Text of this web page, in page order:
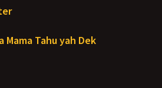
Mama Tahu yah Dek